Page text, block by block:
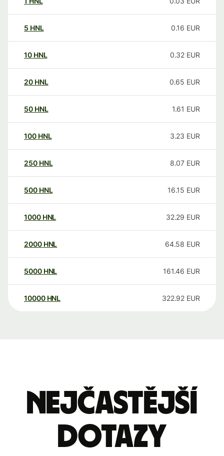
5 HNL 0.16 EUR
10 HNL 0.32 EUR
20 HNL 0.65 EUR
50 HNL 1.61 EUR
100 HNL 3.23 EUR
250 HNL 8.07 EUR
500 HNL 16.15 EUR
1000 HNL 32.29 EUR
2000 HNL 64.58 EUR
5000 HNL 161.46 EUR
10000 HNL 322.92 EUR
Nejčastější
dotazy